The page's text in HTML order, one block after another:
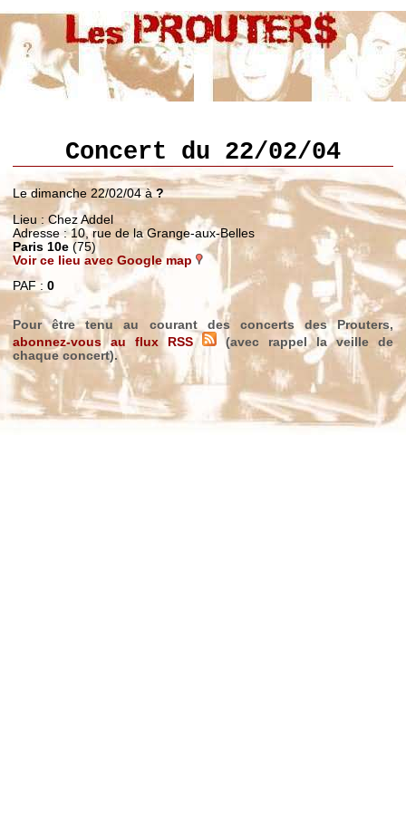
Concert du 22/02/04
Le dimanche 22/02/04 à?
Lieu : Chez Addel
Adresse : 10, rue de la Grange-aux-Belles
Paris 10e(75)
Voir ce lieu avec Google map
PAF : 0
Pour être tenu au courant des concerts des Prouters,
abonnez-vous au flux RSS
(avec rappel la veille de
chaque concert).